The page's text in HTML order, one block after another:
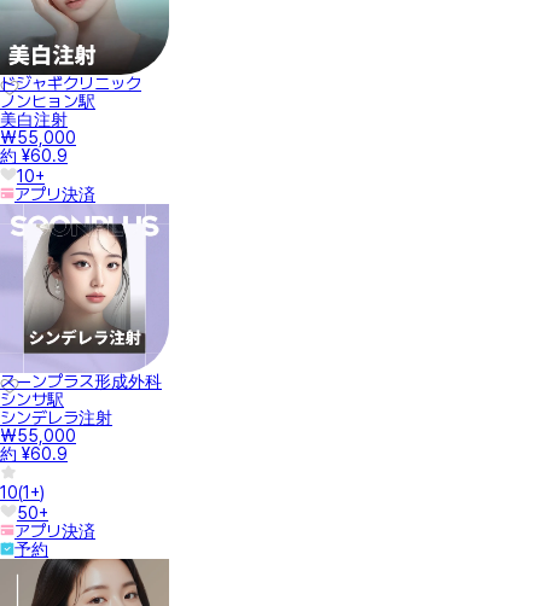
ドジャギクリニック
ノンヒョン駅
美白注射
₩55,000
約 ¥60.9
10+
アプリ決済
スーンプラス形成外科
シンサ駅
シンデレラ注射
₩55,000
約 ¥60.9
10(1+)
50+
アプリ決済
予約